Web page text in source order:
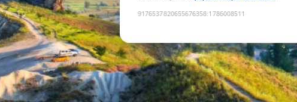
9176537820655676358:1786008511